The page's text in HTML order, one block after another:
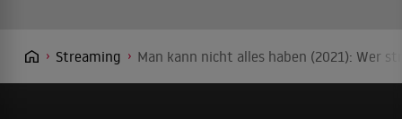
Streaming Man kann nicht alles haben (2021): Wer